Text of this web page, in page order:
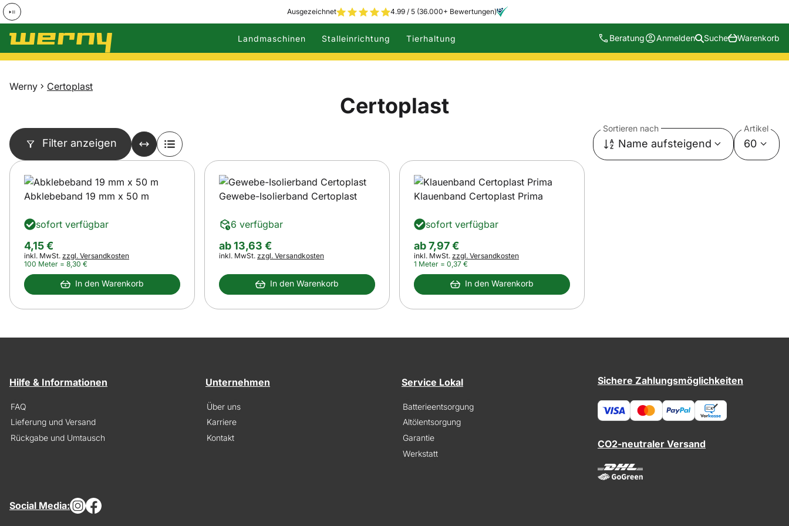
Ausgezeichnet 4.99 / 5 (36.000+ Bewertungen)
Zum Hauptinhalt springen
Landmaschinen Stalleinrichtung Tierhaltung Beratung Anmelden Suche Warenkorb
Werny Certoplast
Certoplast
Filter anzeigen
Sortieren nach
Name aufsteigend
Artikel
60
Abklebeband 19 mm x 50 m
sofort verfügbar
4,15€
Steuerhinweis:
inkl. MwSt. zzgl. Versandkosten
100 Meter = 8,30 €
In den Warenkorb
Gewebe-Isolierband Certoplast
6 verfügbar
ab:
ab13,63 €
Steuerhinweis:
inkl. MwSt. zzgl. Versandkosten
In den Warenkorb
Klauenband Certoplast Prima
sofort verfügbar
ab:
ab7,97€
Steuerhinweis:
inkl. MwSt. zzgl. Versandkosten
1 Meter = 0,37 €
In den Warenkorb
Hilfe & Informationen
FAQ
Lieferung und Versand
Rückgabe und Umtausch
Unternehmen
Über uns
Karriere
Kontakt
Service Lokal
Batterieentsorgung
Altölentsorgung
Garantie
Werkstatt
Sichere Zahlungsmöglichkeiten
CO2-neutraler Versand
Social Media: